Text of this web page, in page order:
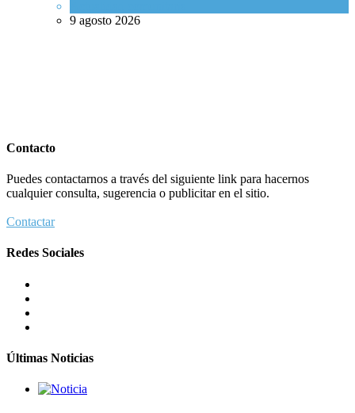
9 agosto 2026
Contacto
Puedes contactarnos a través del siguiente link para hacernos
cualquier consulta, sugerencia o publicitar en el sitio.
Contactar
Redes Sociales
Últimas Noticias